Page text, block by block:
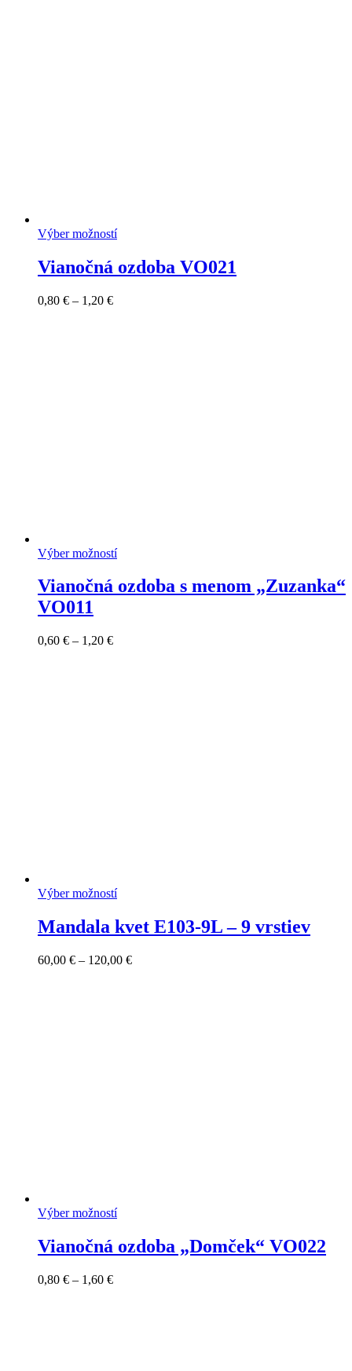
Výber možností
Vianočná ozdoba VO021
0,80 € – 1,20 €Price
Výber možností
Vianočná ozdoba s menom „Zuzanka“
VO011
0,60 € – 1,20 €Price
Výber možností
Mandala kvet E103-9L – 9 vrstiev
60,00 € – 120,00 €Price
Výber možností
Vianočná ozdoba „Domček“ VO022
0,80 € – 1,60 €Price